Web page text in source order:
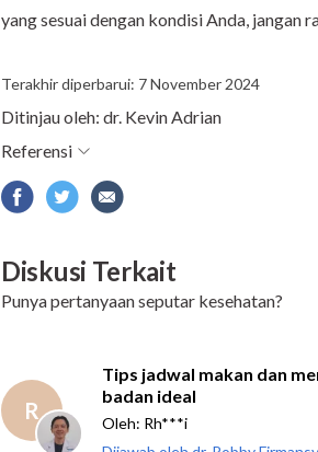
yang sesuai dengan kondisi Anda, jangan
Terakhir diperbarui: 7 November 2024